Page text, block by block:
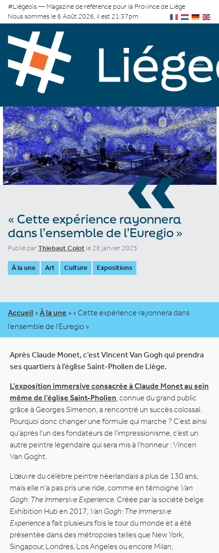
#Liégeois — Magazine de référence pour la Province de Liège
Nous sommes le 6 Août 2026, il est 21:37pm
«
« Cette expérience rayonnera
dans l’ensemble de l’Euregio »
Publié parThiebaut Colot le 26 janvier 2025
À la une Art Culture Expositions
Accueil » À la une » « Cette expérience rayonnera dans
l’ensemble de l’Euregio »
Après Claude Monet, c’est Vincent Van Gogh qui prendra
ses quartiers à l’église Saint-Pholien de Liège.
L’exposition immersive consacrée à Claude Monet au sein
même de l’église Saint-Pholien , connue du grand public
grâce à Georges Simenon, a rencontré un succès colossal.
Pourquoi donc changer une formule qui marche ? C’est ainsi
qu’après l’un des fondateurs de l’impressionisme, c’est un
autre peintre légendaire qui sera mis à l’honneur : Vincen
Van Goght.
L’œuvre du célèbre peintre néerlandais a plus de 130 ans,
mais elle n’a pas pris une ride, comme en témoigne Van
Gogh: The Immersive Experience . Créée par la société belge
Exhibition Hub en 2017, Van Gogh: The Immersive
Experiencea fait plusieurs fois le tour du monde et a été
présentée dans des métropoles telles que New York,
Singapour, Londres, Los Angeles ou encore Milan,